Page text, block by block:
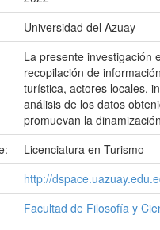
Universidad del Azuay
La presente investigación
recopilación de
turística, actores locales,
análisis de los datos
promuevan la
Licenciatura en Turismo
http://
Facultad de Filosofía y